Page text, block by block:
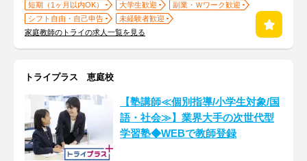
短期（1ヶ月以内OK） 大学生歓迎
副業・Ｗワーク歓迎
シフト自由・自己申告
未経験者歓迎
家庭教師のトライの求人一覧を見る
トライプラス 恵庭校
【塾講師≪個別指導/小学生対象/国
語・社会≫】業界大手の次世代型
学習塾◆WEBで教師登録